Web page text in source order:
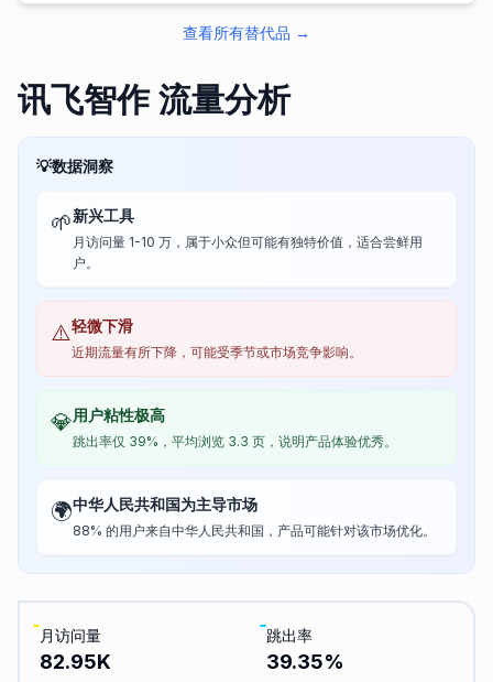
查看所有替代品 →
讯飞智作 流量分析
💡数据洞察
🌱新兴工具
月访问量 1-10 万，属于小众但可能有独特价值，适合尝鲜用
户。
⚠️轻微下滑
近期流量有所下降，可能受季节或市场竞争影响。
💎用户粘性极高
跳出率仅 39%，平均浏览 3.3 页，说明产品体验优秀。
🌍中华人民共和国为主导市场
88% 的用户来自中华人民共和国，产品可能针对该市场优化。
月访问量
82.95K
跳出率
39.35%